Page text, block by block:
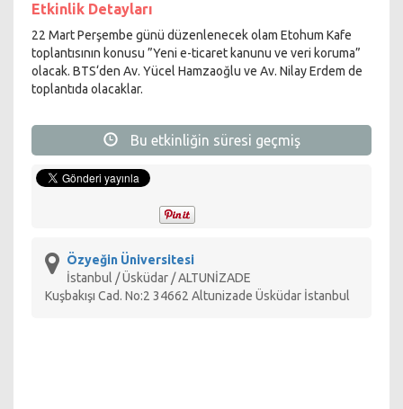
Etkinlik Detayları
22 Mart Perşembe günü düzenlenecek olam Etohum Kafe
toplantısının konusu ”Yeni e-ticaret kanunu ve veri koruma”
olacak. BTS‘den Av. Yücel Hamzaoğlu ve Av. Nilay Erdem de
toplantıda olacaklar.
Bu etkinliğin süresi geçmiş
Özyeğin Üniversitesi
İstanbul / Üsküdar / ALTUNİZADE
Kuşbakışı Cad. No:2 34662 Altunizade Üsküdar İstanbul